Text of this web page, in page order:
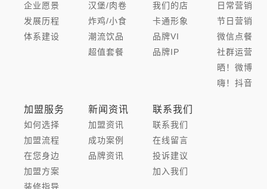
企业愿景
发展历程
体系建设
汉堡/肉卷
炸鸡/小食
潮流饮品
超值套餐
我们的店
卡通形象
品牌VI
品牌IP
日常营销
节日营销
微信点餐
社群运营
晒！微博
嗨！抖音
加盟服务
如何选择
加盟流程
在您身边
加盟方案
装修指导
新闻资讯
加盟资讯
成功案例
品牌资讯
联系我们
联系我们
在线留言
投诉建议
加入我们